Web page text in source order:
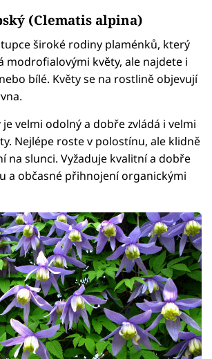
(Clematis alpina)
široké rodiny plaménků, který
modrofialovými květy, ale najdete i
bílé. Květy se na rostlině objevují
velmi odolný a dobře zvládá i velmi
Nejlépe roste v polostínu, ale klidně
na slunci. Vyžaduje kvalitní a dobře
a občasné přihnojení organickými